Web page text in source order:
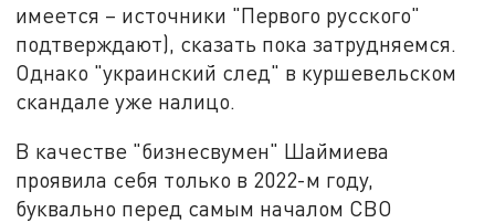
имеется – источники "Первого русского"
подтверждают), сказать пока затрудняемся.
Однако "украинский след" в куршевельском
скандале уже налицо.
В качестве "бизнесвумен" Шаймиева
проявила себя только в 2022-м году,
буквально перед самым началом СВО